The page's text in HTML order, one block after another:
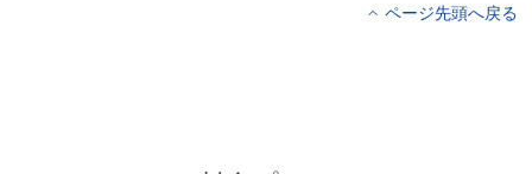
ページ先頭へ戻る